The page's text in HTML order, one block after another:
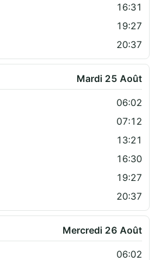
16:31
19:27
20:37
Mardi 25 Août
06:02
07:12
13:21
16:30
19:27
20:37
Mercredi 26 Août
06:02